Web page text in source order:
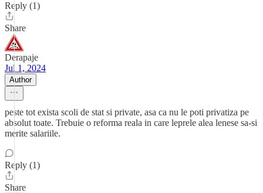
Reply (1)
Share
Derapaje
Jul 1, 2024
Author
peste tot exista scoli de stat si private, asa ca nu le poti privatiza pe
absolut toate. Trebuie o reforma reala in care leprele alea lenese sa-si
merite salariile.
Reply (1)
Share